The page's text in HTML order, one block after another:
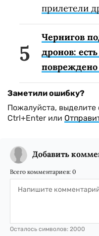
прилетели
Чернигов
дронов:
Заметили ошибку?
Пожалуйста,
Ctrl+Enter или
Добавить
Всего комментариев: 0
Осталось символов: 2000